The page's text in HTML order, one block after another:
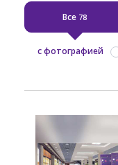
Все 78
с фотографией